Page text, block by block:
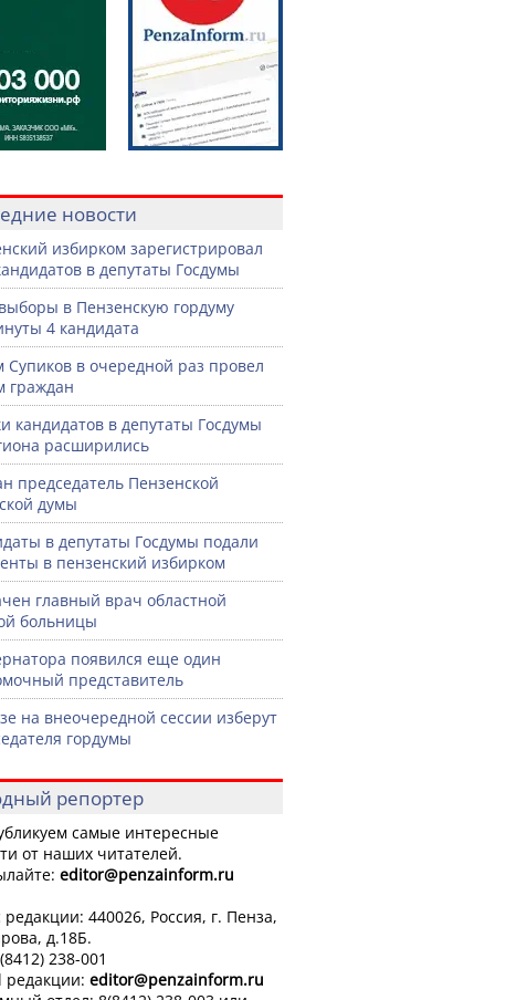
новости
избирком зарегистрировал
в депутаты Госдумы
в Пензенскую гордуму
4 кандидата
Супиков в очередной раз провел
граждан
кандидатов в депутаты Госдумы
расширились
председатель Пензенской
думы
в депутаты Госдумы подали
в пензенский избирком
главный врач областной
больницы
появился еще один
представитель
на внеочередной сессии изберут
гордумы
репортер
самые интересные
от наших читателей.
editor@penzainform.ru
редакции: 440026, Россия, г. Пенза,
д.18Б.
238-001
редакции: editor@penzainform.ru